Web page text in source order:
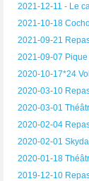
2021-12-11 - Le
2021-10-18
2021-09-21
2021-09-07
2020-10-17*24
2020-03-10
2020-03-01
2020-02-04
2020-02-01
2020-01-18
2019-12-10